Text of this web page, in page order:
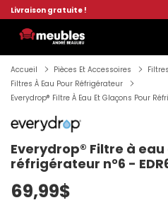
Livraison gratuite !
Accueil Pièces Et Accessoires
Filtres
Filtres À Eau Pour Réfrigérateur
Everydrop® Filtre À Eau Et Glaçons Pour
Everydrop® Filtre à
réfrigérateur n°6 -
69,99$